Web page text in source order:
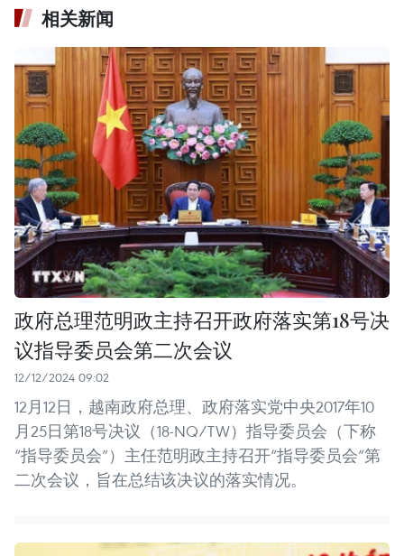
相关新闻
政府总理范明政主持召开政府落实第18号决
议指导委员会第二次会议
12/12/2024 09:02
12月12日，越南政府总理、政府落实党中央2017年10
月25日第18号决议（18-NQ/TW）指导委员会（下称
“指导委员会”）主任范明政主持召开“指导委员会”第
二次会议，旨在总结该决议的落实情况。